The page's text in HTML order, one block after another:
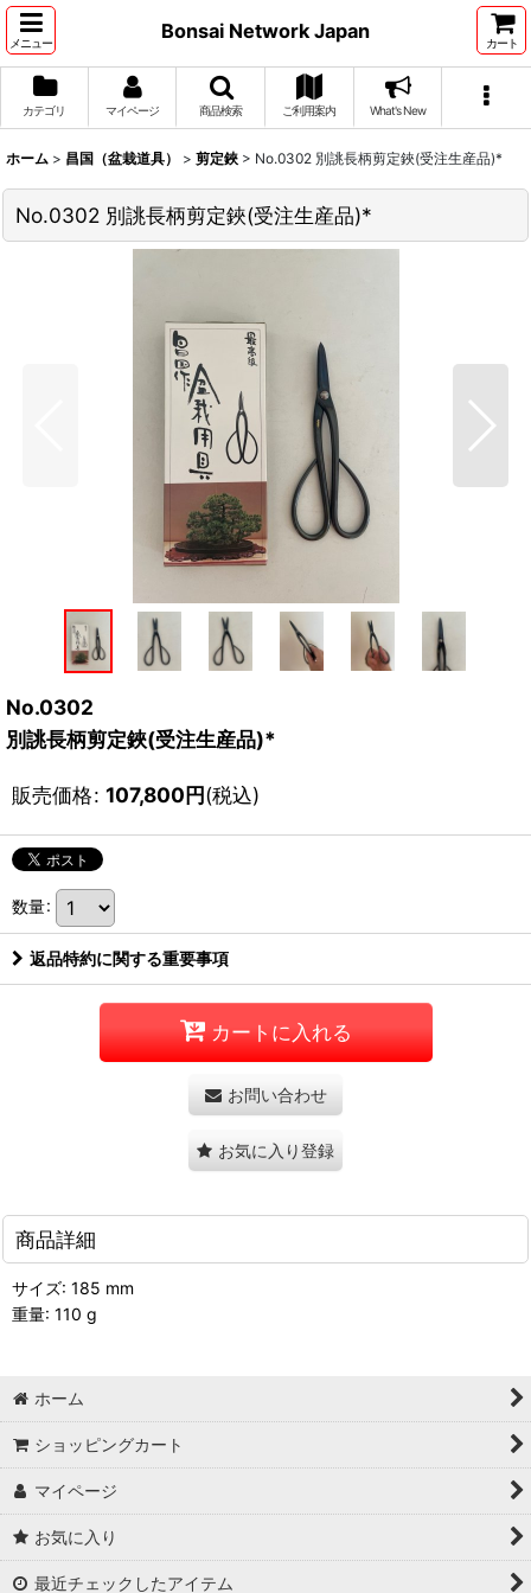
メニュー
Bonsai Network Japan
カート
カテゴリ マイページ 商品検索 ご利用案内 What's New
ホーム > 昌国（盆栽道具） > 剪定鋏 > No.0302 別誂長柄剪定鋏(受注生産品)*
No.0302 別誂長柄剪定鋏(受注生産品)*
No.0302
別誂長柄剪定鋏(受注生産品)*
販売価格: 107,800円(税込)
数量:
返品特約に関する重要事項
カートに入れる
お問い合わせ
お気に入り登録
商品詳細
サイズ: 185 mm
重量: 110 g
ホーム
ショッピングカート
マイページ
お気に入り
最近チェックしたアイテム